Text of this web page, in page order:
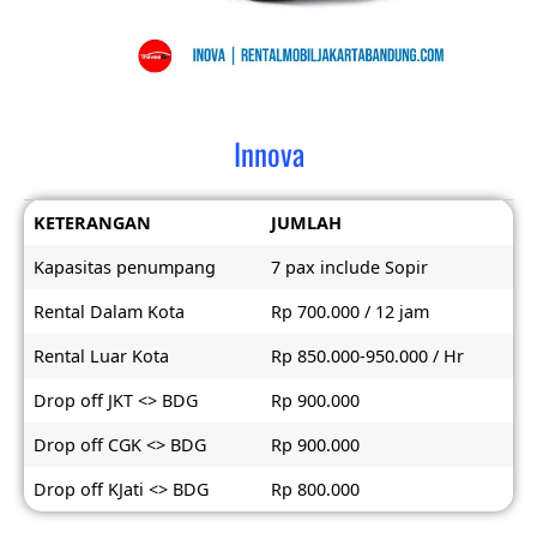
Innova
KETERANGAN
JUMLAH
Kapasitas penumpang
7 pax include Sopir
Rental Dalam Kota
Rp 700.000 / 12 jam
Rental Luar Kota
Rp 850.000-950.000 / Hr
Drop off JKT <> BDG
Rp 900.000
Drop off CGK <> BDG
Rp 900.000
Drop off KJati <> BDG
Rp 800.000